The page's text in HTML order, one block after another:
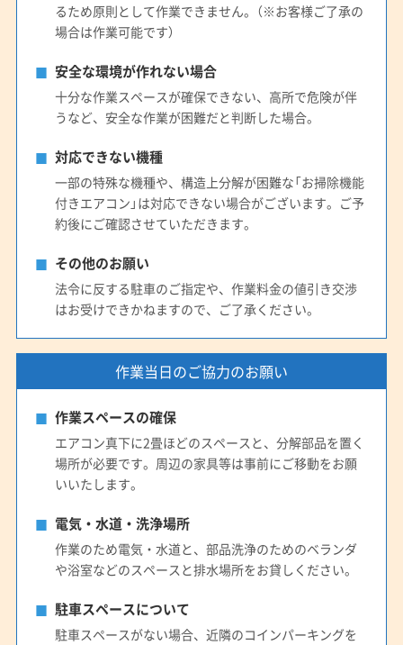
るため原則として作業できません。（※お客様ご了承の
場合は作業可能です）
安全な環境が作れない場合
十分な作業スペースが確保できない、高所で危険が伴
うなど、安全な作業が困難だと判断した場合。
対応できない機種
一部の特殊な機種や、構造上分解が困難な「お掃除機能
付きエアコン」は対応できない場合がございます。ご予
約後にご確認させていただきます。
その他のお願い
法令に反する駐車のご指定や、作業料金の値引き交渉
はお受けできかねますので、ご了承ください。
作業当日のご協力のお願い
作業スペースの確保
エアコン真下に2畳ほどのスペースと、分解部品を置く
場所が必要です。周辺の家具等は事前にご移動をお願
いいたします。
電気・水道・洗浄場所
作業のため電気・水道と、部品洗浄のためのベランダ
や浴室などのスペースと排水場所をお貸しください。
駐車スペースについて
駐車スペースがない場合、近隣のコインパーキングを